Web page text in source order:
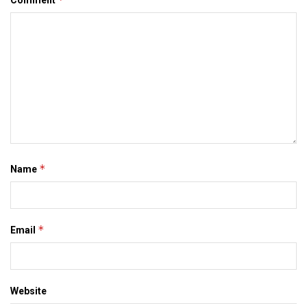
Name *
Email *
Website